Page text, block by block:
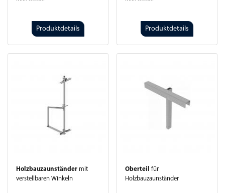
Produktdetails Produktdetails
Holzbauzaunständer mit
verstellbaren Winkeln
Oberteil
für
Holzbauzaunständer